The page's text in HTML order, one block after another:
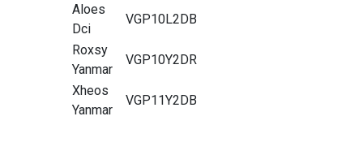
Aloes
Dci
VGP10L2DB
Roxsy
Yanmar
VGP10Y2DR
Xheos
Yanmar
VGP11Y2DB